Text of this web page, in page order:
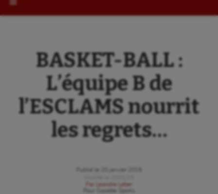
BASKET-BALL :
L’équipe B de
l’ESCLAMS nourrit
les regrets…
Publié le
20 janvier 2016
Par
Leandre Leber
Gazette Sports